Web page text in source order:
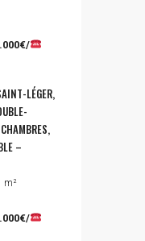
LÉGER,
–
m²